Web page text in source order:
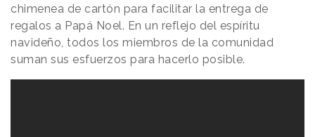
chimenea de cartón para facilitar la entrega de
regalos a Papá Noel. En un reflejo del espíritu
navideño, todos los miembros de la comunidad
suman sus esfuerzos para hacerlo posible.